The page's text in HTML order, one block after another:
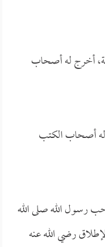
أخرج له أصحاب
أصحاب الكتب
رسول الله صلى الله
رضي الله عنه